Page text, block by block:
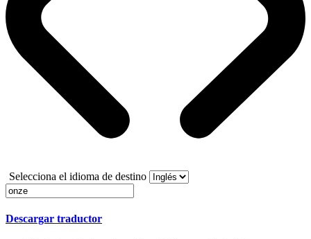
Selecciona el idioma de destino
Descargar traductor